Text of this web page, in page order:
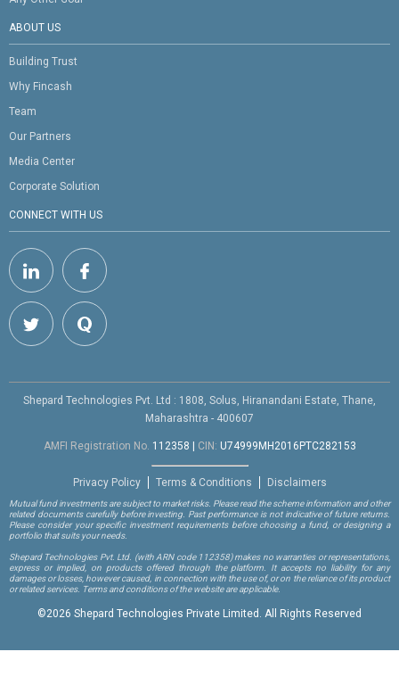
ABOUT US
Building Trust
Why Fincash
Team
Our Partners
Media Center
Corporate Solution
CONNECT WITH US
Shepard Technologies Pvt. Ltd : 1808, Solus, Hiranandani Estate, Thane,
Maharashtra - 400607
AMFI Registration No. 112358 | CIN: U74999MH2016PTC282153
Privacy Policy Terms & Conditions Disclaimers
Mutual fund investments are subject to market risks. Please read the scheme information and other
related documents carefully before investing. Past performance is not indicative of future returns.
Please consider your specific investment requirements before choosing a fund, or designing a
portfolio that suits your needs.
Shepard Technologies Pvt. Ltd. (with ARN code 112358)makes no warranties or representations,
express or implied, on products offered through the platform. It accepts no liability for any
damages or losses, however caused, in connection with the use of, or on the reliance of its product
or related services. Terms and conditions of the website are applicable.
©2026 Shepard Technologies Private Limited. All Rights Reserved